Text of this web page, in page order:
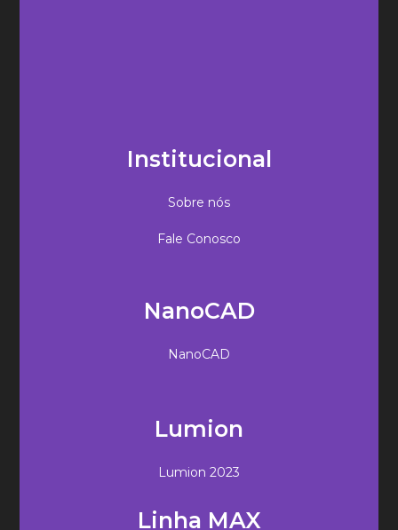
Institucional
Sobre nós
Fale Conosco
NanoCAD
NanoCAD
Lumion
Lumion 2023
Linha MAX